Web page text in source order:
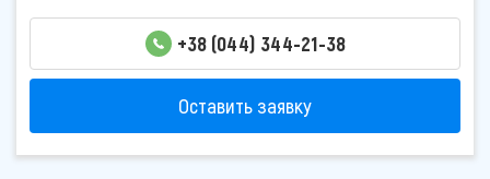
+38 (044) 344-21-38
Оставить заявку